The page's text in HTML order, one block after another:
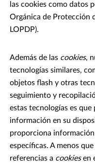
las cookies como datos
Orgánica de Protección
LOPDP).
Además de las cookies,
tecnologías similares,
objetos flash y otras
seguimiento y
estas tecnologías es que
información en su
proporciona
específicas. A menos
referencias a cookiesen